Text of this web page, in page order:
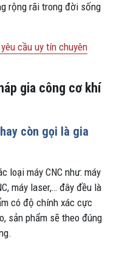
rộng rãi trong đời sống
cầu uy tín chuyên
gia công cơ khí
còn gọi là gia
loại máy CNC như: máy
máy laser,… đây đều là
có độ chính xác cực
sản phẩm sẽ theo đúng